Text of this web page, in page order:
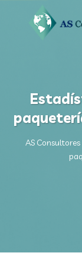
AS Consultores